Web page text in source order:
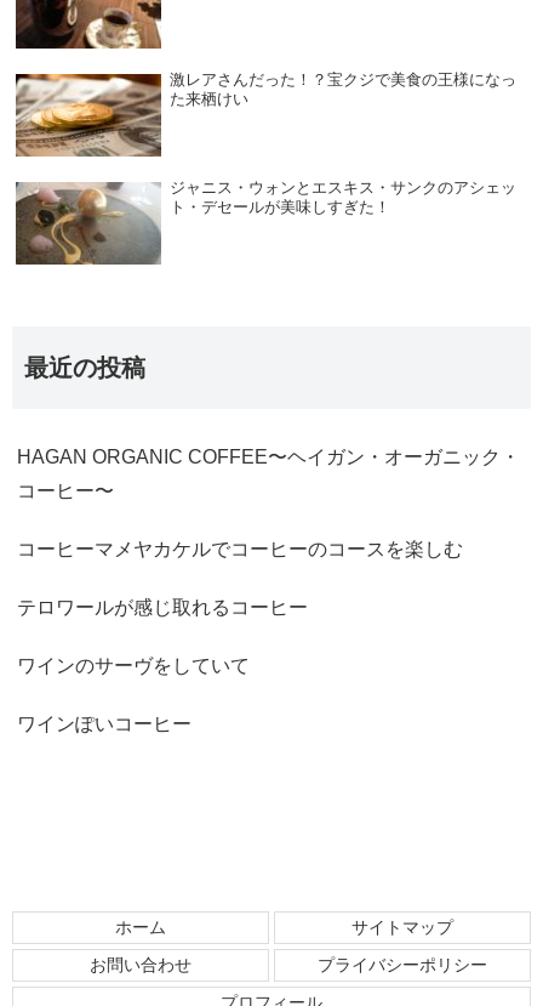
激レアさんだった！？宝クジで美食の王様になっ
た来栖けい
ジャニス・ウォンとエスキス・サンクのアシェッ
ト・デセールが美味しすぎた！
最近の投稿
HAGAN ORGANIC COFFEE〜ヘイガン・オーガニック・
コーヒー〜
コーヒーマメヤカケルでコーヒーのコースを楽しむ
テロワールが感じ取れるコーヒー
ワインのサーヴをしていて
ワインぽいコーヒー
ホーム
サイトマップ
お問い合わせ
プライバシーポリシー